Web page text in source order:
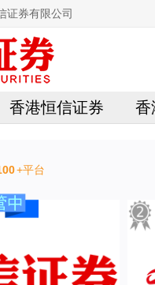
证券有限公司
香港恒信证券 香
+平台